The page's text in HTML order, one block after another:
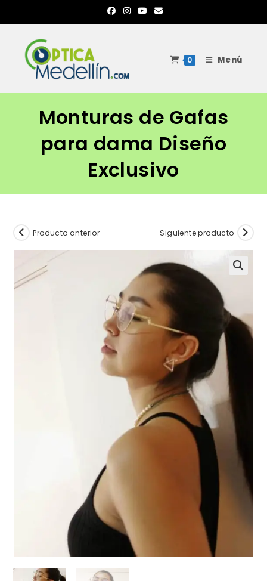
al
contenido
0 Menú
Monturas de Gafas
para dama Diseño
Exclusivo
Producto anterior Siguiente producto